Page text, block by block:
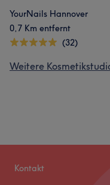
YourNails Hannover
0,7 Km entfernt
(32)
Weitere
Kontakt